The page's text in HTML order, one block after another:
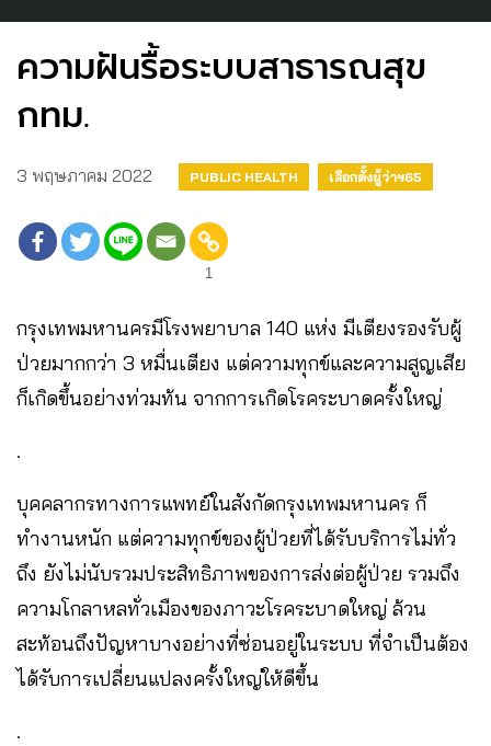
ความฝันรื้อระบบสาธารณสุข
กทม.
3 พฤษภาคม 2022 PUBLIC HEALTH เลือกตั้งผู้ว่าฯ65
1
กรุงเทพมหานครมีโรงพยาบาล 140 แห่ง มีเตียงรองรับผู้
ป่วยมากกว่า 3 หมื่นเตียง แต่ความทุกข์และความสูญเสีย
ก็เกิดขึ้นอย่างท่วมท้น จากการเกิดโรคระบาดครั้งใหญ่
.
บุคคลากรทางการแพทย์ในสังกัดกรุงเทพมหานคร ก็
ทำงานหนัก แต่ความทุกข์ของผู้ป่วยที่ได้รับบริการไม่ทั่ว
ถึง ยังไม่นับรวมประสิทธิภาพของการส่งต่อผู้ป่วย รวมถึง
ความโกลาหลทั่วเมืองของภาวะโรคระบาดใหญ่ ล้วน
สะท้อนถึงปัญหาบางอย่างที่ซ่อนอยู่ในระบบ ที่จำเป็นต้อง
ได้รับการเปลี่ยนแปลงครั้งใหญ่ให้ดีขึ้น
.